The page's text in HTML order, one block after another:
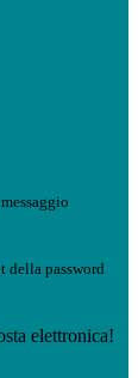
della password
elettronica!